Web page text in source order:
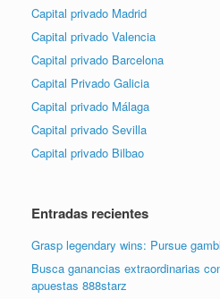
Capital privado Madrid
Capital privado Valencia
Capital privado Barcelona
Capital Privado Galicia
Capital privado Málaga
Capital privado Sevilla
Capital privado Bilbao
Entradas recientes
Grasp legendary wins: Pursue
Busca ganancias extraordinarias
apuestas 888starz